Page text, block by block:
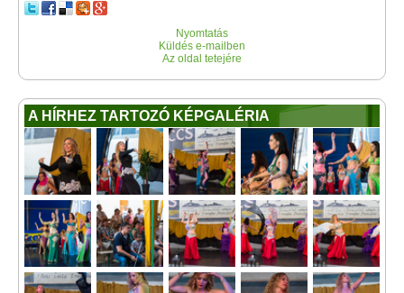
Nyomtatás
Küldés e-mailben
Az oldal tetejére
A HÍRHEZ TARTOZÓ KÉPGALÉRIA